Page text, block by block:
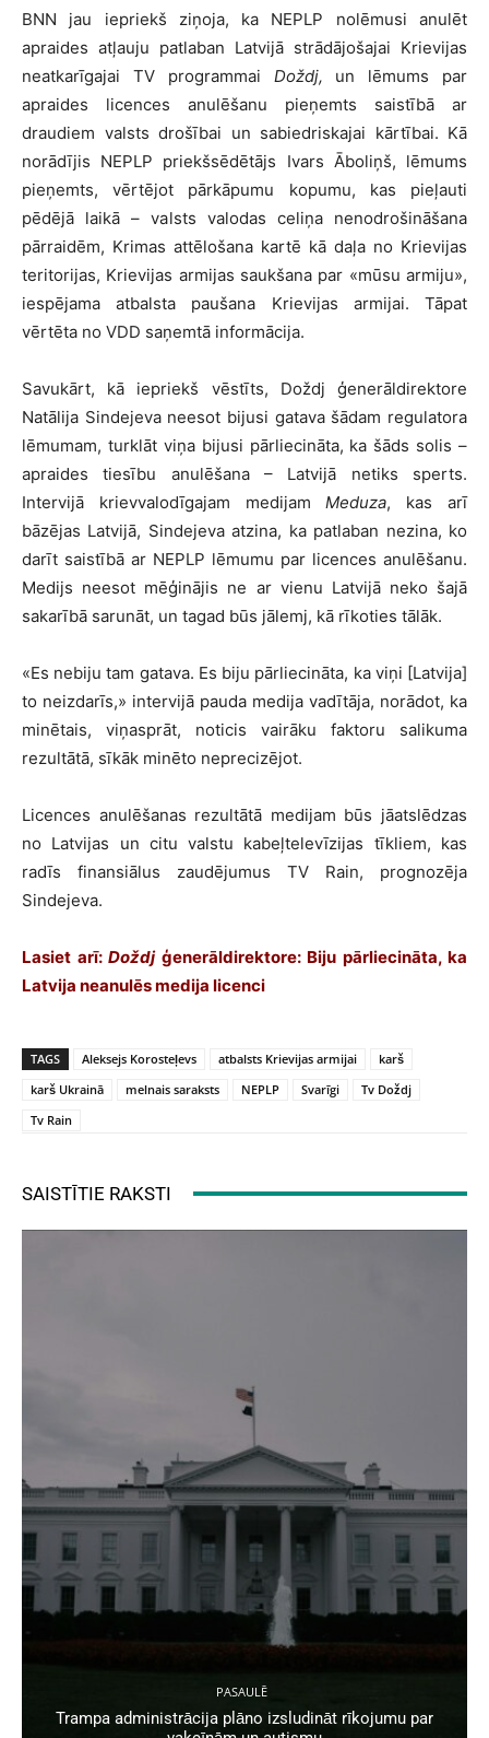
BNN jau iepriekš ziņoja, ka NEPLP nolēmusi anulēt
apraides atļauju patlaban Latvijā strādājošajai Krievijas
neatkarīgajai TV programmai Doždj, un lēmums par
apraides licences anulēšanu pieņemts saistībā ar
draudiem valsts drošībai un sabiedriskajai kārtībai. Kā
norādījis NEPLP priekšsēdētājs Ivars Āboliņš, lēmums
pieņemts, vērtējot pārkāpumu kopumu, kas pieļauti
pēdējā laikā – valsts valodas celiņa nenodrošināšana
pārraidēm, Krimas attēlošana kartē kā daļa no Krievijas
teritorijas, Krievijas armijas saukšana par «mūsu armiju»,
iespējama atbalsta paušana Krievijas armijai. Tāpat
vērtēta no VDD saņemtā informācija.
Savukārt, kā iepriekš vēstīts, Doždj ģenerāldirektore
Natālija Sindejeva neesot bijusi gatava šādam regulatora
lēmumam, turklāt viņa bijusi pārliecināta, ka šāds solis –
apraides tiesību anulēšana – Latvijā netiks sperts.
Intervijā krievvalodīgajam medijamMeduza, kas arī
bāzējas Latvijā, Sindejeva atzina, ka patlaban nezina, ko
darīt saistībā ar NEPLP lēmumu par licences anulēšanu.
Medijs neesot mēģinājis ne ar vienu Latvijā neko šajā
sakarībā sarunāt, un tagad būs jālemj, kā rīkoties tālāk.
«Es nebiju tam gatava. Es biju pārliecināta, ka viņi [Latvija]
to neizdarīs,» intervijā pauda medija vadītāja, norādot, ka
minētais, viņasprāt, noticis vairāku faktoru salikuma
rezultātā, sīkāk minēto neprecizējot.
Licences anulēšanas rezultātā medijam būs jāatslēdzas
no Latvijas un citu valstu kabeļtelevīzijas tīkliem, kas
radīs finansiālus zaudējumus TV Rain, prognozēja
Sindejeva.
Lasiet arī: Doždjģenerāldirektore: Biju pārliecināta, ka
Latvija neanulēs medija licenci
TAGS Aleksejs Korosteļevs atbalsts Krievijas armijai
karš
karš Ukrainā
melnais saraksts NEPLP Svarīgi
Tv Doždj
Tv Rain
SAISTĪTIE RAKSTI
PASAULĒ
Trampa administrācija plāno izsludināt rīkojumu par